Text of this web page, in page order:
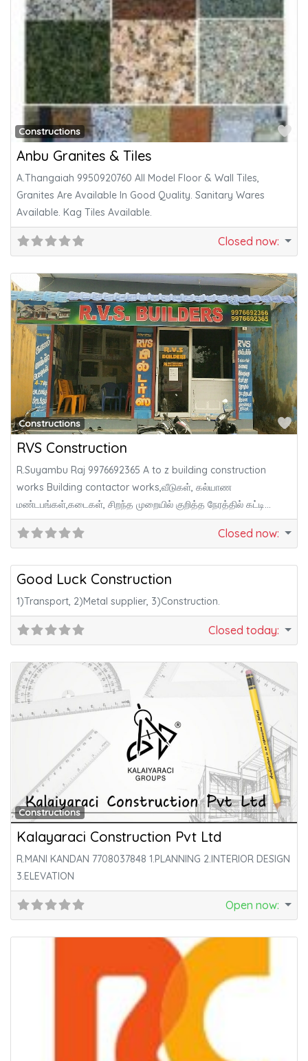
Constructions
Anbu Granites & Tiles
A.Thangaiah 9950920760 All Model Floor & Wall Tiles,
Granites Are Available In Good Quality. Sanitary Wares
Available. Kag Tiles Available.
Closed now:
Constructions
RVS Construction
R.Suyambu Raj 9976692365 A to z building construction
works Building contactor works,வீடுகள், கல்யாண
மண்டபங்கள்,கடைகள், சிறந்த முறையில் குறித்த நேரத்தில் கட்டி
தரப்படும்.
Closed now:
Good Luck Construction
1)Transport, 2)Metal supplier, 3)Construction.
Closed today:
Constructions
Kalayaraci Construction Pvt Ltd
R.MANI KANDAN 7708037848 1.PLANNING 2.INTERIOR DESIGN
3.ELEVATION
Open now: